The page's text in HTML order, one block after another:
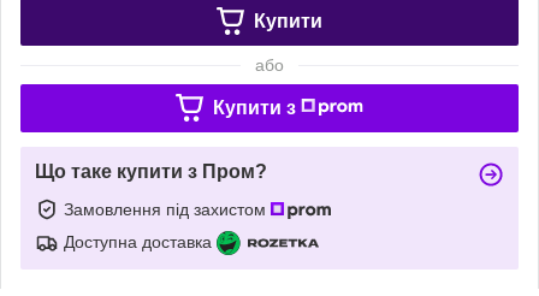
Купити
або
Купити з
Що таке купити з Пром?
Замовлення під захистом
Доступна доставка